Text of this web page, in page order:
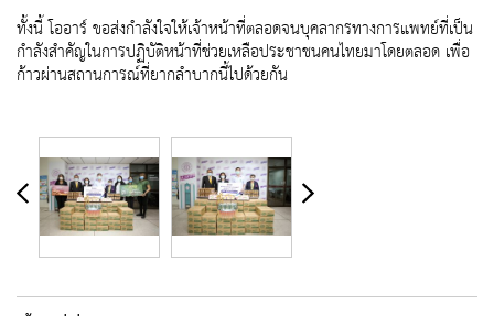
ทั้งนี้ โออาร์ ขอส่งกำลังใจให้เจ้าหน้าที่ตลอดจนบุคลากรทางการแพทย์ที่เป็น
กำลังสำคัญในการปฏิบัติหน้าที่ช่วยเหลือประชาชนคนไทยมาโดยตลอด เพื่อ
ก้าวผ่านสถานการณ์ที่ยากลำบากนี้ไปด้วยกัน